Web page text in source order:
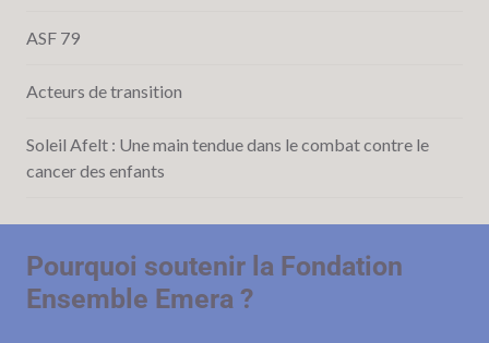
ASF 79
Acteurs de transition
Soleil Afelt : Une main tendue dans le combat contre le
cancer des enfants
Pourquoi soutenir la Fondation
Ensemble Emera ?